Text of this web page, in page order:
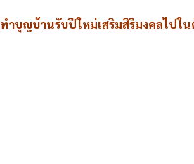
บุญบ้านรับปีใหม่เสริมสิริมงคลไปใน